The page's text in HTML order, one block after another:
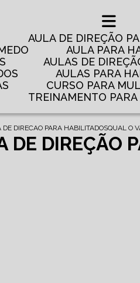
AULA DE DIREÇÃO
AULA PARA
AULAS DE
AULAS PARA
CURSO PARA
TREINAMENTO
DIRECAO PARA HABILITADOSQUAL O
DE DIREÇÃO